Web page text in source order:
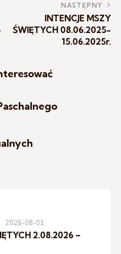
NASTĘPNY
INTENCJE MSZY
ŚWIĘTYCH 08.06.2025-
15.06.2025r.
2026-08-01
2.08.2026 –